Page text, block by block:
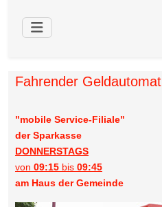
Fahrender Geldautomat
"mobile Service-Filiale"
der Sparkasse
DONNERSTAGS
von 09:15 bis 09:45
am Haus der Gemeinde